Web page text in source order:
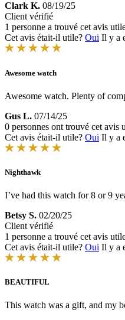
Clark K. 08/19/25
Client vérifié
1 personne a trouvé cet avis
Cet avis était-il utile? Oui Il y a
Awesome watch
Awesome watch. Plenty of
Gus L. 07/14/25
0 personnes ont trouvé cet avis
Cet avis était-il utile? Oui Il y a
Nighthawk
I’ve had this watch for 8 or 9
Betsy S. 02/20/25
Client vérifié
1 personne a trouvé cet avis
Cet avis était-il utile? Oui Il y a
BEAUTIFUL
This watch was a gift, and my